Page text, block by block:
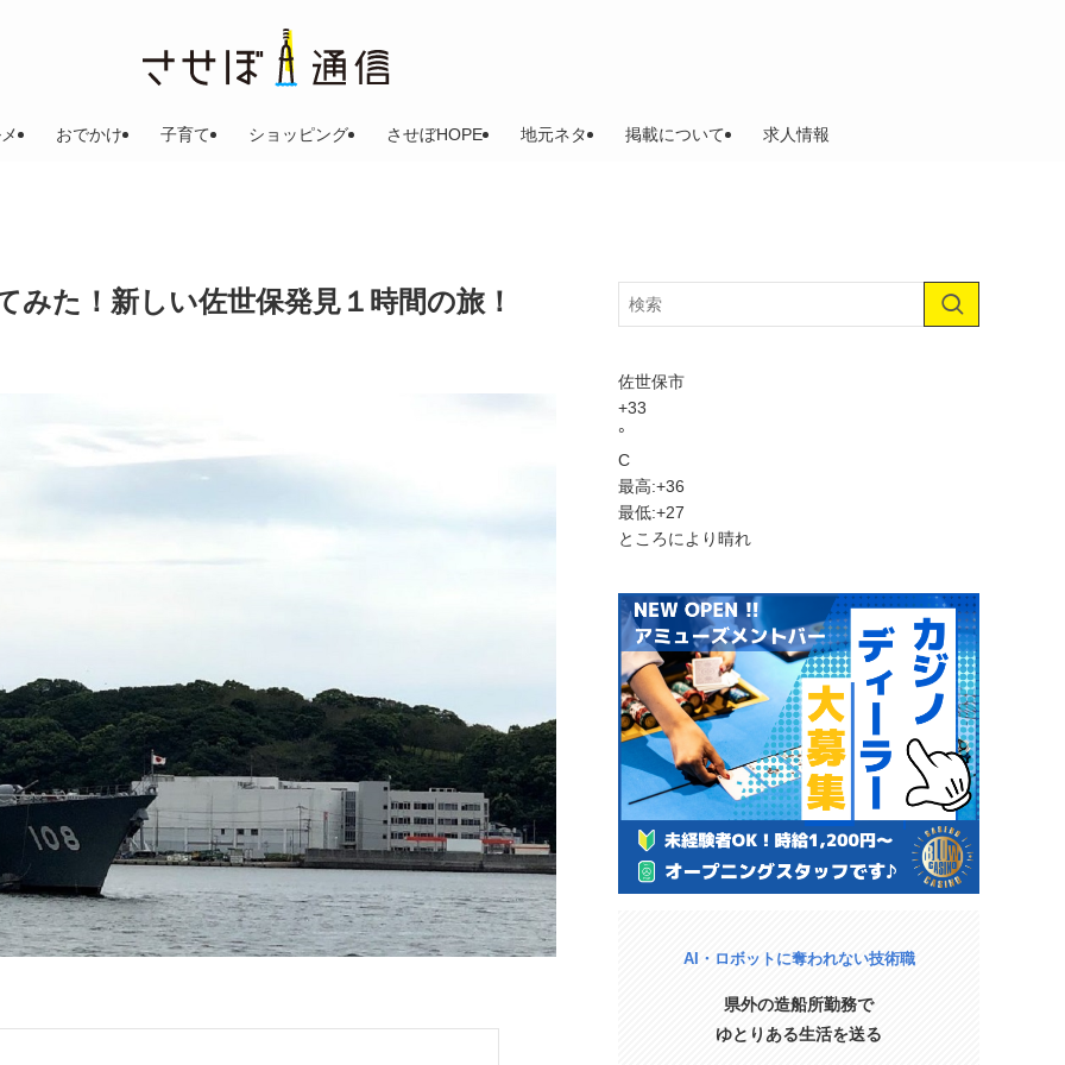
おでかけ 子育て ショッピング させぼHOPE 地元ネタ 掲載について 求人情報
た！新しい佐世保発見１時間の旅！
佐世保市
+33
°
C
最高:+36
最低:+27
ところにより晴れ
AI・ロボットに奪われない技術職
県外の造船所勤務で
ゆとりある生活を送る